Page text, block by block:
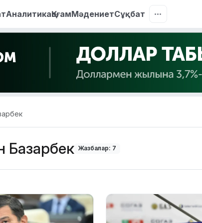
АналитикаҚоғамМәдениетСұқбат
Базарбек Жазбалар: 7